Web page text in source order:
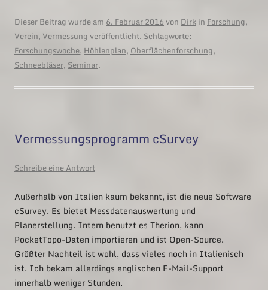
Dieser Beitrag wurde am 6. Februar 2016von Dirkin Forschung,
Verein, Vermessungveröffentlicht. Schlagworte:
Forschungswoche, Höhlenplan, Oberflächenforschung,
Schneebläser, Seminar.
Vermessungsprogramm cSurvey
Schreibe eine Antwort
Außerhalb von Italien kaum bekannt, ist die neue Software
cSurvey. Es bietet Messdatenauswertung und
Planerstellung. Intern benutzt es Therion, kann
PocketTopo-Daten importieren und ist Open-Source.
Größter Nachteil ist wohl, dass vieles noch in Italienisch
ist. Ich bekam allerdings englischen E-Mail-Support
innerhalb weniger Stunden.